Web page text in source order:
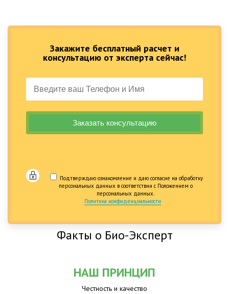
Закажите бесплатный расчет и
консультацию от эксперта сейчас!
Подтверждаю ознакомление и даю согласие на обработку
персональных данных в соответствии с Положением о
персональных данных.
Политика конфиденциальности
Факты о Био-Эксперт
НАШ ПРИНЦИП
Честность и качество